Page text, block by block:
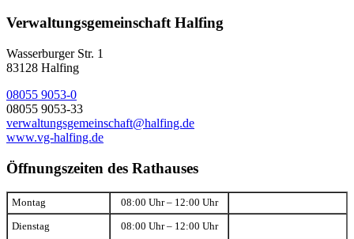
Verwaltungsgemeinschaft Halfing
Wasserburger Str. 1
83128 Halfing
08055 9053-0
08055 9053-33
verwaltungsgemeinschaft@halfing.de
www.vg-halfing.de
Öffnungszeiten des Rathauses
Montag 08:00 Uhr – 12:00 Uhr
Dienstag 08:00 Uhr – 12:00 Uhr